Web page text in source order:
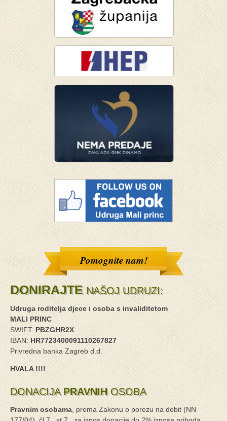
Pomognite nam!
DONIRAJTENAŠOJ UDRUZI:
Udruga roditelja djece i osoba s invaliditetom
MALI PRINC
SWIFT: PBZGHR2X
IBAN: HR7723400091110267827
Privredna banka Zagreb d.d.
HVALA !!!!
DONACIJA PRAVNIH OSOBA
Pravnim osobama , prema Zakonu o porezu na dobit (NN